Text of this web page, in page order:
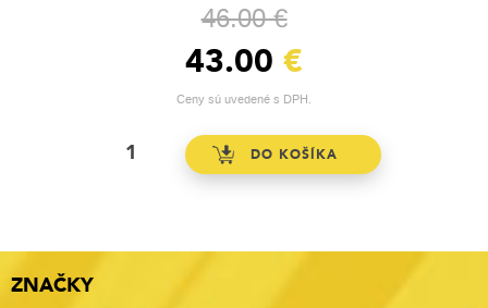
46.00 €
43.00 €
Ceny sú uvedené s DPH.
ZNAČKY